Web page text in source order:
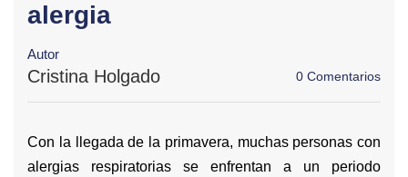
alergia
Autor
Cristina Holgado 0 Comentarios
Con la llegada de la primavera, muchas personas con
alergias respiratorias se enfrentan a un periodo